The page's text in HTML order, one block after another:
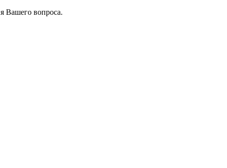
Вашего вопроса.